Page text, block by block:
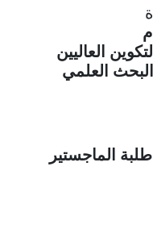
العاليين
البحث العلمي
الماجستير